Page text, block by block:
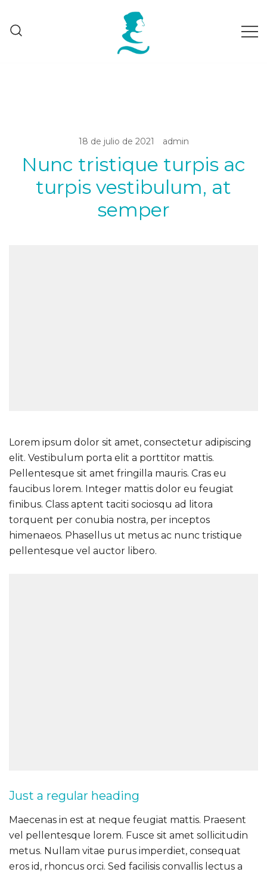
contenido
18 de julio de 2021 admin
Nunc tristique turpis ac
turpis vestibulum, at
semper
Lorem ipsum dolor sit amet, consectetur adipiscing
elit. Vestibulum porta elit a porttitor mattis.
Pellentesque sit amet fringilla mauris. Cras eu
faucibus lorem. Integer mattis dolor eu feugiat
finibus. Class aptent taciti sociosqu ad litora
torquent per conubia nostra, per inceptos
himenaeos. Phasellus ut metus ac nunc tristique
pellentesque vel auctor libero.
Just a regular heading
Maecenas in est at neque feugiat mattis. Praesent
vel pellentesque lorem. Fusce sit amet sollicitudin
metus. Nullam vitae purus imperdiet, consequat
eros id, rhoncus orci. Sed facilisis convallis lectus a